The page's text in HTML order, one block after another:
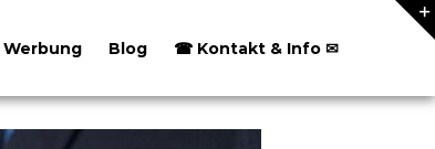
Werbung Blog ☎ Kontakt & Info ✉